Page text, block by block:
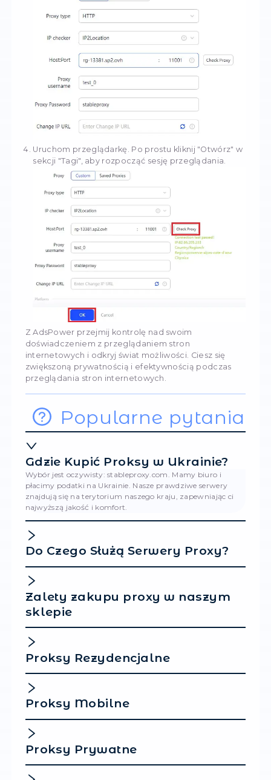
Wypełnij ustawienia serwera proxy,
danych w panelu sterowania.
Aby upewnić się, że proxy działa poprawnie,
"Sprawdzić proxy" i sprawdź jego status.
Uruchom przeglądarkę. Po prostu kliknij
sekcji "Tagi", aby rozpocząć sesję